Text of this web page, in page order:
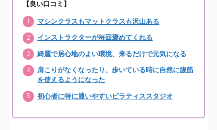
4.
zen place pilates 武蔵小杉スタジオの料金
5.
zen place pilates 武蔵小杉スタジオを近辺にある
他の人気ピラティススタジオと比較
6.
zen place pilates 武蔵小杉スタジオへのアクセス
7.
zen place pilates 武蔵小杉スタジオ付近の駐車場
8.
【良い口コミ】
マシンクラスもマットクラスも沢山ある
インストラクターが毎回褒めてくれる
綺麗で居心地のよい環境、来るだけで元気になる
肩こりがなくなったり、歩いている時に自然に腹筋
を使えるようになった
初心者に特に通いやすいピラティススタジオ